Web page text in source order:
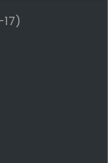
17)